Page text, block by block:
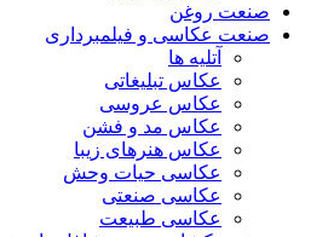
صنعت روغن
صنعت عکاسی و فیلمبرداری
آتلیه ها
عکاس تبلیغاتی
عکاس عروسی
عکاس مد و فشن
عکاس هنرهای زیبا
عکاسی حیات وحش
عکاسی صنعتی
عکاسی طبیعت